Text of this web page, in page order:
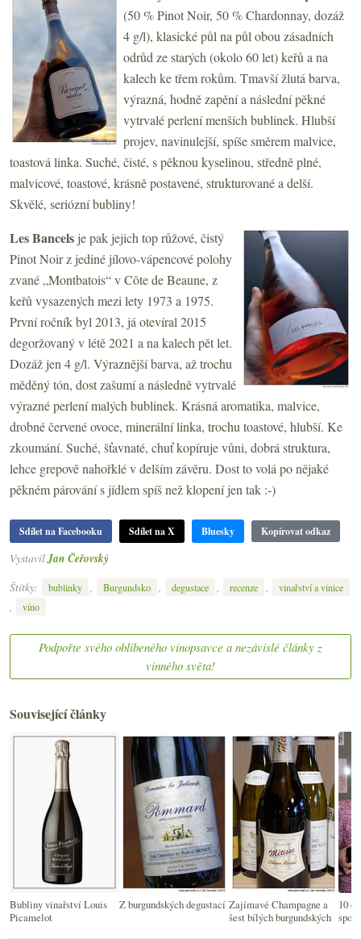
(50 % Pinot Noir, 50 % Chardonnay, dozáž
4 g/l), klasické půl na půl obou zásadních
odrůd ze starých (okolo 60 let) keřů a na
kalech ke třem rokům. Tmavší žlutá barva,
výrazná, hodně zapění a následní pěkné
vytrvalé perlení menších bublinek. Hlubší
projev, navinulejší, spíše směrem malvice,
toastová linka. Suché, čisté, s pěknou kyselinou, středně plné,
malvicové, toastové, krásně postavené, strukturované a delší.
Skvělé, seriózní bubliny!
Les Bancels je pak jejich top růžové, čistý
Pinot Noir z jediné jílovo-vápencové polohy
zvané „Montbatois“ v Côte de Beaune, z
keřů vysazených mezi lety 1973 a 1975.
První ročník byl 2013, já otevíral 2015
degoržovaný v létě 2021 a na kalech pět let.
Dozáž jen 4 g/l. Výraznější barva, až trochu
měděný tón, dost zašumí a následně vytrvalé
výrazné perlení malých bublinek. Krásná aromatika, malvice,
drobné červené ovoce, minerální linka, trochu toastové, hlubší. Ke
zkoumání. Suché, šťavnaté, chuť kopíruje vůni, dobrá struktura,
lehce grepově nahořklé v delším závěru. Dost to volá po nějaké
pěkném párování s jídlem spíš než klopení jen tak :-)
Sdílet na Facebooku Sdílet na X Bluesky Kopírovat odkaz
Vystavil Jan Čeřovský
Štítky:
bublinky , Burgundsko , degustace , recenze , vinařství a vinice
, víno
Podpořte svého oblíbeného vínopsavce a nezávislé články z
vinného světa!
Související články
Bubliny vinařství Louis
Picamelot
Z burgundských degustací Zajímavé Champagne a
šest bílých burgundských
10